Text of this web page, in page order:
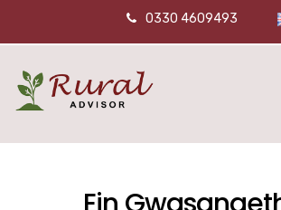
0330 4609493